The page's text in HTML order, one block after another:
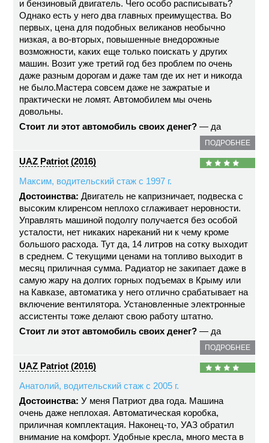
и бензиновый двигатель. Чего особо расписывать?
Однако есть у него два главных преимущества. Во
первых, цена для подобных великанов необычно
низкая, а во-вторых, повышенные внедорожные
возможности, каких еще только поискать у других
машин. Возит уже третий год без проблем по очень
даже разным дорогам и даже там где их нет и никогда
не было.Мастера совсем даже не зажратые и
практически не ломят. Автомобилем мы очень
довольны.
Стоит ли этот автомобиль своих денег? — да
ПОДРОБНЕЕ
UAZ Patriot (2016)
Максим, водительский стаж с 1997 г.
Достоинства: Двигатель не капризничает, подвеска с
высоким клиренсом неплохо сглаживает неровности.
Управлять машиной подолгу получается без особой
усталости, нет никаких нареканий ни к чему кроме
большого расхода. Тут да, 14 литров на сотку выходит
в среднем. С текущими ценами на топливо выходит в
месяц приличная сумма. Радиатор не закипает даже в
самую жару на долгих горных подъемах в Крыму или
на Кавказе, автоматика у него отлично срабатывает на
включение вентилятора. Установленные электронные
ассистенты тоже делают свою работу штатно.
Стоит ли этот автомобиль своих денег? — да
ПОДРОБНЕЕ
UAZ Patriot (2016)
Анатолий, водительский стаж с 2005 г.
Достоинства: У меня Патриот два года. Машина
очень даже неплохая. Автоматическая коробка,
приличная комплектация. Наконец-то, УАЗ обратил
внимание на комфорт. Удобные кресла, много места в